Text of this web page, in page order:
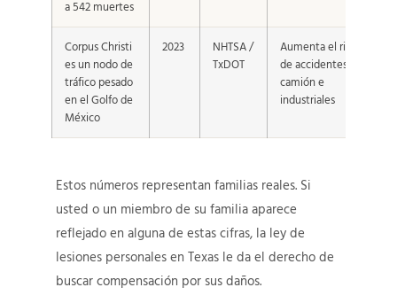
a 542 muertes
Corpus Christi
es un nodo de
tráfico pesado
en el Golfo de
México
2023
NHTSA /
TxDOT
Aumenta el riesgo
de accidentes de
camión e
industriales
Estos números representan familias reales. Si
usted o un miembro de su familia aparece
reflejado en alguna de estas cifras, la ley de
lesiones personales en Texas le da el derecho de
buscar compensación por sus daños.